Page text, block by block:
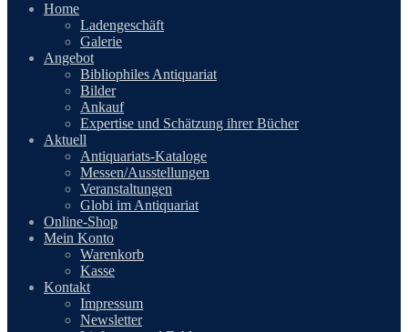
Home
Ladengeschäft
Galerie
Angebot
Bibliophiles Antiquariat
Bilder
Ankauf
Expertise und Schätzung ihrer Bücher
Aktuell
Antiquariats-Kataloge
Messen/Ausstellungen
Veranstaltungen
Globi im Antiquariat
Online-Shop
Mein Konto
Warenkorb
Kasse
Kontakt
Impressum
Newsletter